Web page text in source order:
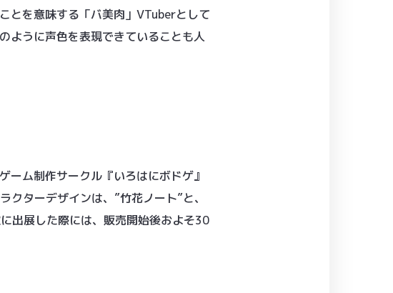
とを意味する「バ美肉」VTuberとして
ように声色を表現できていることも人
ム制作サークル『いろはにボドゲ』
クターデザインは、”竹花ノート”と、
出展した際には、販売開始後およそ30